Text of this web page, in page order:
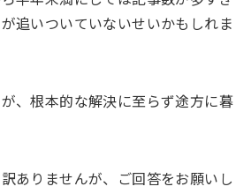
追いついていないせいかもしれま
、根本的な解決に至らず途方に暮
ありませんが、ご回答をお願いし